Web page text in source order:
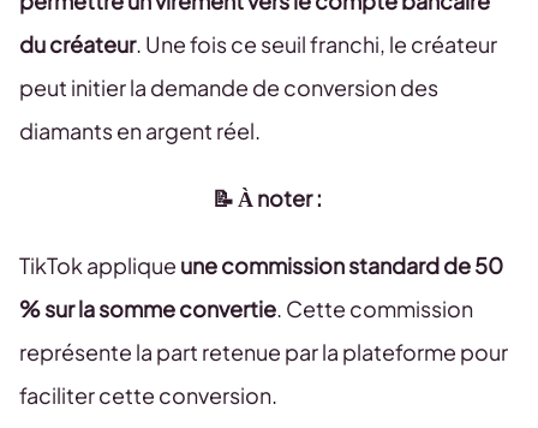
du créateur. Une fois ce seuil franchi, le créateur
peut initier la demande de conversion des
diamants en argent réel.
📝 À noter :
TikTok applique une commission standard de 50
% sur la somme convertie. Cette commission
représente la part retenue par la plateforme pour
faciliter cette conversion.